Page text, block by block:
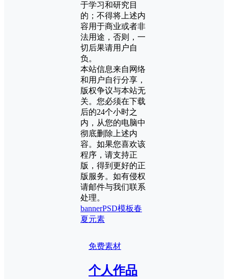
于学习和研究目
的；不得将上述内
容用于商业或者非
法用途，否则，一
切后果请用户自
负。
本站信息来自网络
和用户自行分享，
版权争议与本站无
关。您必须在下载
后的24个小时之
内，从您的电脑中
彻底删除上述内
容。如果您喜欢该
程序，请支持正
版，得到更好的正
版服务。如有侵权
请邮件与我们联系
处理。
bannerPSD模板春
夏元素
免费素材
个人作品